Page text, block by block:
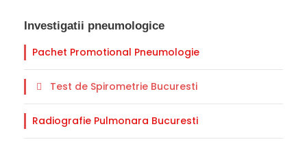
Investigatii pneumologice
Pachet Promotional Pneumologie
Test de Spirometrie Bucuresti
Radiografie Pulmonara Bucuresti